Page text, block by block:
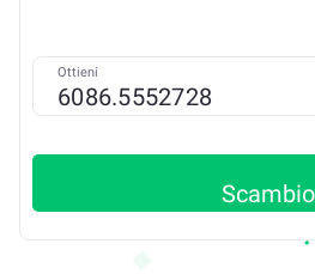
Ottieni
Scambio